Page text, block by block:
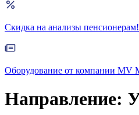
Скидка на анализы пенсионерам!
Оборудование от компании MV
Направление: